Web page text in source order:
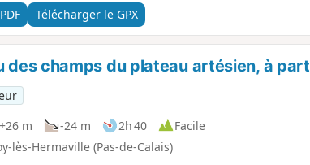
Télécharger le GPX
des champs du plateau artésien, à
+26 m -24 m 2h 40
Facile
lès-Hermaville (Pas-de-Calais)